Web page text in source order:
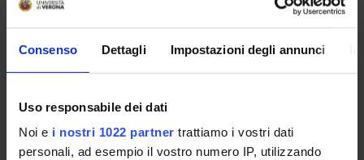
Consenso Dettagli Impostazioni degli annunci
Uso responsabile dei dati
Noi e i nostri 1022 partner trattiamo i vostri dati
personali, ad esempio il vostro numero IP, utilizzando
CORSI DI LAUREA
POST LAUREA
Principi per l'esercizio professionale